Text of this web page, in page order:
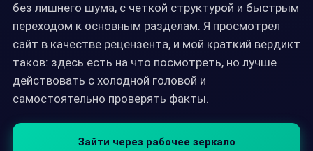
без лишнего шума, с четкой структурой и быстрым
переходом к основным разделам. Я просмотрел
сайт в качестве рецензента, и мой краткий вердикт
таков: здесь есть на что посмотреть, но лучше
действовать с холодной головой и
самостоятельно проверять факты.
Зайти через рабочее зеркало